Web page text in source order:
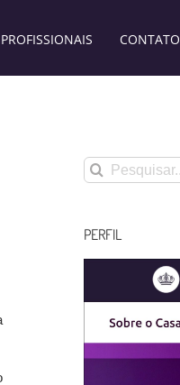
PROFISSIONAIS CONTATO
Buscar
resultados
PERFIL